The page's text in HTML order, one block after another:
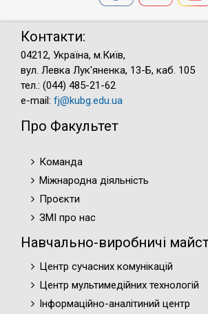
Контакти:
04212, Україна, м.Київ,
вул. Левка Лук'яненка, 13-Б, каб. 105
тел.: (044) 485-21-62
e-mail: fj@kubg.edu.ua
Про Факультет
Команда
Міжнародна діяльність
Проєкти
ЗМІ про нас
Навчально-виробничі
Центр сучасних комунікацій
Центр мультимедійних технологій
Інформаційно-аналітиний центр